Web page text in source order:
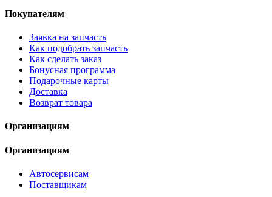
Покупателям
Заявка на запчасть
Как подобрать запчасть
Как сделать заказ
Бонусная программа
Подарочные карты
Доставка
Возврат товара
Организациям
Организациям
Автосервисам
Поставщикам